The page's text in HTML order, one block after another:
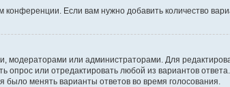
конференции. Если вам нужно добавить количество
модераторами или администраторами. Для
опрос или отредактировать любой из вариантов
было менять варианты ответов во время голосования.